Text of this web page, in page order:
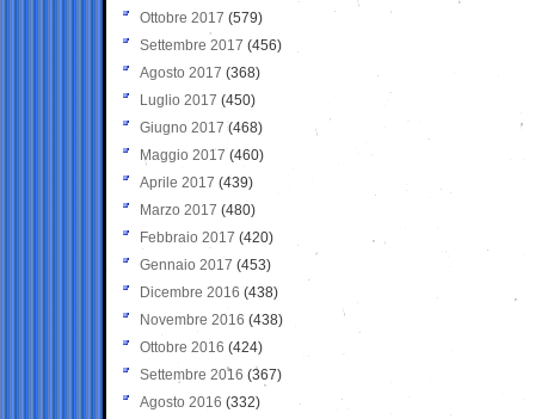
Ottobre 2017 (579)
Settembre 2017 (456)
Agosto 2017 (368)
Luglio 2017 (450)
Giugno 2017 (468)
Maggio 2017 (460)
Aprile 2017 (439)
Marzo 2017 (480)
Febbraio 2017 (420)
Gennaio 2017 (453)
Dicembre 2016 (438)
Novembre 2016 (438)
Ottobre 2016 (424)
Settembre 2016 (367)
Agosto 2016 (332)